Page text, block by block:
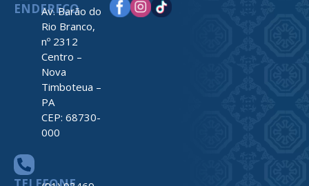
ENDEREÇO
Av. Barão do
Rio Branco,
nº 2312
Centro –
Nova
Timboteua –
PA
CEP: 68730-
000